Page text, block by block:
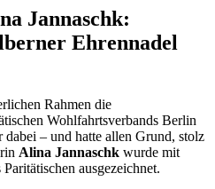
Jannaschk:
Ehrennadel
Rahmen die
Wohlfahrtsverbands Berlin
– und hatte allen Grund, stolz
Alina Jannaschk wurde mit
Paritätischen ausgezeichnet.